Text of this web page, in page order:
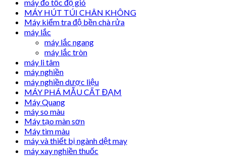
máy đo tốc độ gió
MÁY HÚT TÚI CHÂN KHÔNG
Máy kiểm tra độ bền chà rửa
máy lắc
máy lắc ngang
máy lắc tròn
máy li tâm
máy nghiền
máy nghiền dược liệu
MÁY PHÁ MẪU CẤT ĐẠM
Máy Quang
máy so màu
Máy tạo màn sơn
Máy tìm màu
máy và thiết bị ngành dệt may
máy xay nghiền thuốc